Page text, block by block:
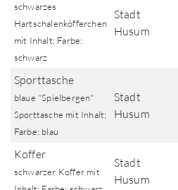
schwarzes
Hartschalenköfferchen
mit Inhalt; Farbe:
schwarz
Stadt
Husum
Sporttasche
blaue "Spielbergen"
Sporttasche mit Inhalt;
Farbe: blau
Stadt
Husum
Koffer
schwarzer Koffer mit
Stadt
Husum